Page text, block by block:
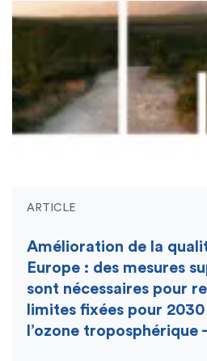
ARTICLE
Amélioration de la
Europe : des mesures
sont nécessaires pour
limites fixées pour
l’ozone troposphérique